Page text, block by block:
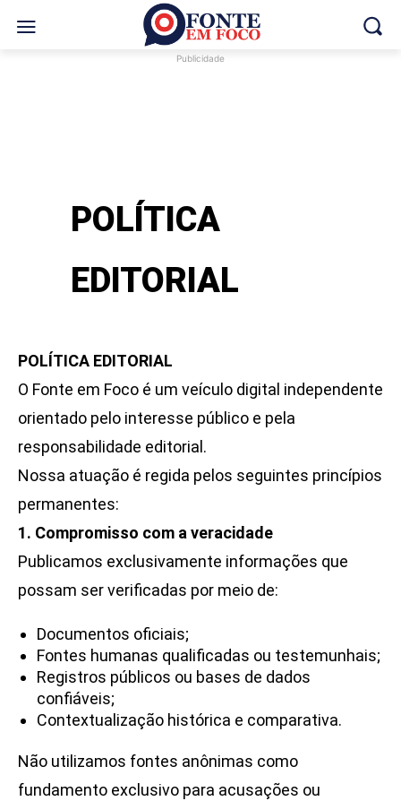
Publicidade
POLÍTICA
EDITORIAL
POLÍTICA EDITORIAL
O Fonte em Foco é um veículo digital independente
orientado pelo interesse público e pela
responsabilidade editorial.
Nossa atuação é regida pelos seguintes princípios
permanentes:
1. Compromisso com a veracidade
Publicamos exclusivamente informações que
possam ser verificadas por meio de:
Documentos oficiais;
Fontes humanas qualificadas ou testemunhais;
Registros públicos ou bases de dados
confiáveis;
Contextualização histórica e comparativa.
Não utilizamos fontes anônimas como
fundamento exclusivo para acusações ou